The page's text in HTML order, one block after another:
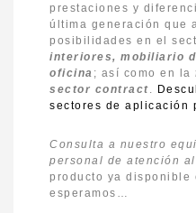
prestaciones y
última generación que
posibilidades en el
interiores, mobiliario
oficina ; así como en la
sector contract.
sectores de aplicación
Consulta a nuestro
personal de atención
producto ya disponible
esperamos…